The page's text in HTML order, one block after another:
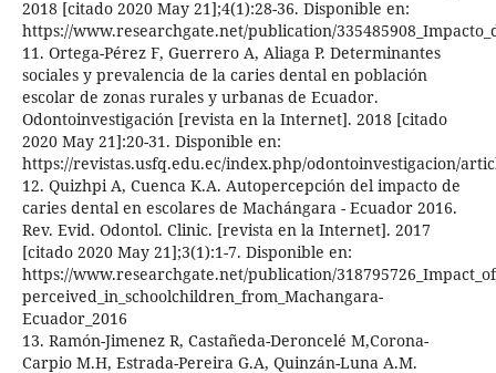
2018 [citado 2020 May 21];4(1):28-36. Disponible en:
https://www.researchgate.net/publication/
11. Ortega-Pérez F, Guerrero A, Aliaga P. Determinantes
sociales y prevalencia de la caries dental en población
escolar de zonas rurales y urbanas de Ecuador.
Odontoinvestigación [revista en la Internet]. 2018 [citado
2020 May 21]:20-31. Disponible en:
https://revistas.usfq.edu.ec/index.php/odontoinvestigacion/
12. Quizhpi A, Cuenca K.A. Autopercepción del impacto de
caries dental en escolares de Machángara - Ecuador 2016.
Rev. Evid. Odontol. Clinic. [revista en la Internet]. 2017
[citado 2020 May 21];3(1):1-7. Disponible en:
https://www.researchgate.net/publication/
perceived_in_schoolchildren_from_Machangara-
Ecuador_2016
13. Ramón-Jimenez R, Castañeda-Deroncelé M,Corona-
Carpio M.H, Estrada-Pereira G.A, Quinzán-Luna A.M.